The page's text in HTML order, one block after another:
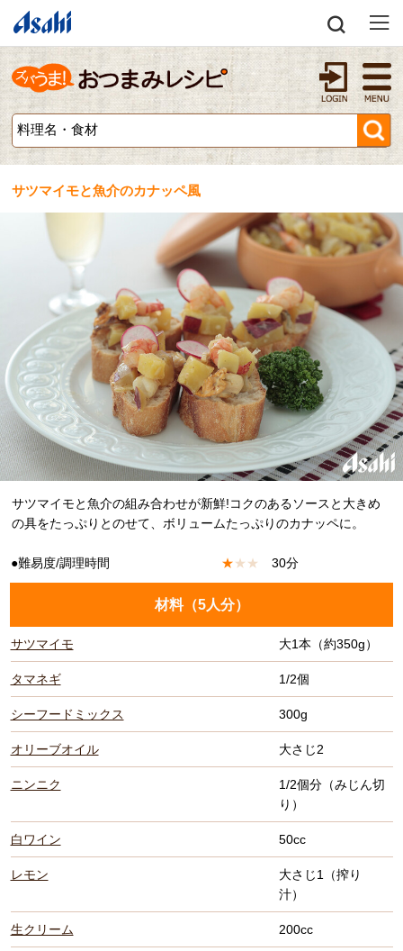
サツマイモと魚介のカナッペ風
サツマイモと魚介の組み合わせが新鮮!コクのあるソースと大きめ
の具をたっぷりとのせて、ボリュームたっぷりのカナッペに。
●難易度/調理時間 ★★ ★ 30分
材料（5人分）
サツマイモ 大1本（約350g）
タマネギ 1/2個
シーフードミックス 300g
オリーブオイル 大さじ2
ニンニク
1/2個分（みじん切
り）
白ワイン 50cc
レモン
大さじ1（搾り
汁）
生クリーム 200cc